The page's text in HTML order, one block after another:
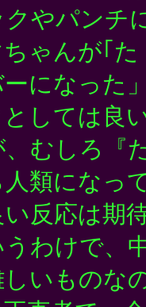
やパンチ
ゃんが｢た
になった
しては良
むしろ『
類になっ
反応は期
わけで、
いものな